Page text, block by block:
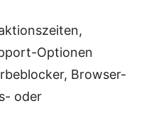
Optionen
Browser-
oder